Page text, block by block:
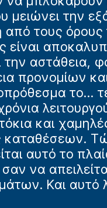
μειώνει την
από τους όρους
είναι
την αστάθεια,
προνομίων
το...
και
καταθέσεων.
αυτό το
να
Και αυτό